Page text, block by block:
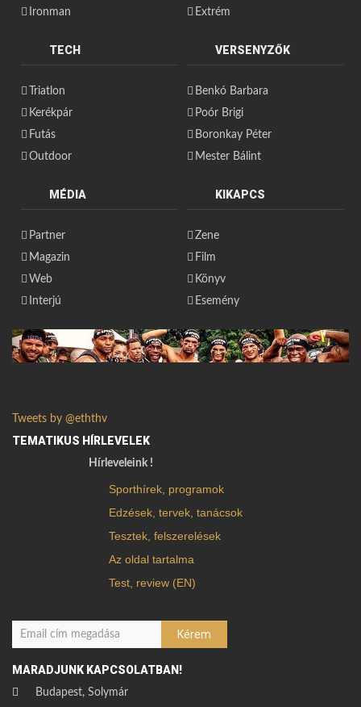
Ironman
Extrém
TECH
Triatlon
Kerékpár
Futás
Outdoor
VERSENYZŐK
Benkó Barbara
Poór Brigi
Boronkay Péter
Mester Bálint
MÉDIA
Partner
Magazin
Web
Interjú
KIKAPCS
Zene
Film
Könyv
Esemény
Tweets by @eththv
TEMATIKUS HÍRLEVELEK
Hírleveleink !
Sporthírek, programok
Edzések, tervek, tanácsok
Tesztek, felszerelések
Az oldal tartalma
Test, review (EN)
MARADJUNK KAPCSOLATBAN!
Budapest, Solymár